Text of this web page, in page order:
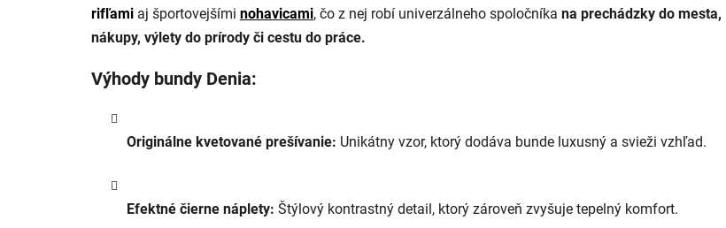
rifľami aj športovejšími nohavicami, čo z nej robí univerzálneho spoločníka na prechádzky do mesta,
nákupy, výlety do prírody či cestu do práce.
Výhody bundy Denia:
Originálne kvetované prešívanie: Unikátny vzor, ktorý dodáva bunde luxusný a svieži vzhľad.
Efektné čierne náplety: Štýlový kontrastný detail, ktorý zároveň zvyšuje tepelný komfort.